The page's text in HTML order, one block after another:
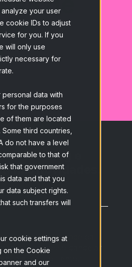
your user
cookie IDs to adjust
for you. If you
will only use
necessary for
data with
for the purposes
of them are located
Some third countries,
do not have a level
to that of
that government
data and that you
data subject rights.
such transfers will
cookie settings at
on the Cookie
and our
nosso blog e
novidades.
de Privacidade
que posso cancelar
qualquer momento.